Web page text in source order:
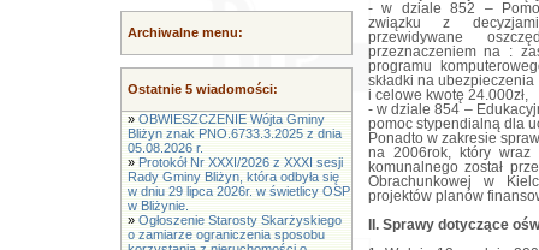
Archiwalne menu:
Ostatnie 5 wiadomości:
» OBWIESZCZENIE Wójta Gminy
Bliżyn znak PNO.6733.3.2025 z dnia
05.08.2026 r.
» Protokół Nr XXXI/2026 z XXXI sesji
Rady Gminy Bliżyn, która odbyła się
w dniu 29 lipca 2026r. w świetlicy OSP
w Bliżynie.
» Ogłoszenie Starosty Skarżyskiego
o zamiarze ograniczenia sposobu
- w dziale 852 –
związku z decyzjami
przewidywane
przeznaczeniem na :
programu
składki na ubezpieczenia
i celowe kwotę 24.000zł,
- w dziale 854 –
pomoc stypendialną dla
Ponadto w zakresie
na 2006rok, który
komunalnego został
Obrachunkowej w
projektów planów
II. Sprawy dotyczące